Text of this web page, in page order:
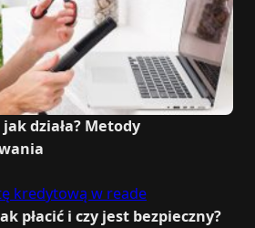
działa? Metody
płacić i czy jest bezpieczny?